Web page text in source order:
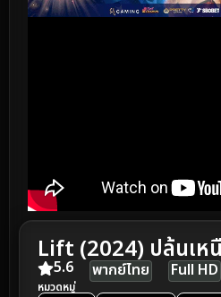
Lift (2024) ปล้นเห
5.6 พากย์ไทย Full HD
หมวดหมู่